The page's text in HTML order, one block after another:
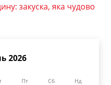
закуска, яка чудово
2026
Пт Сб Нд